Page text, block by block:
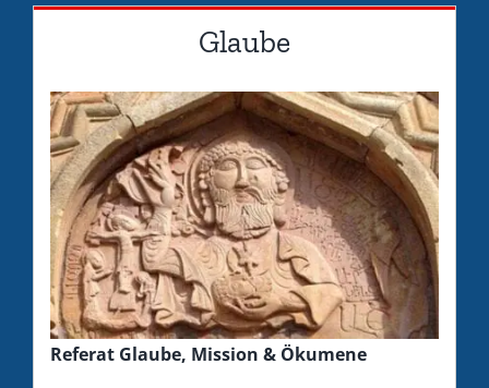
Glaube
Referat Glaube, Mission & Ökumene